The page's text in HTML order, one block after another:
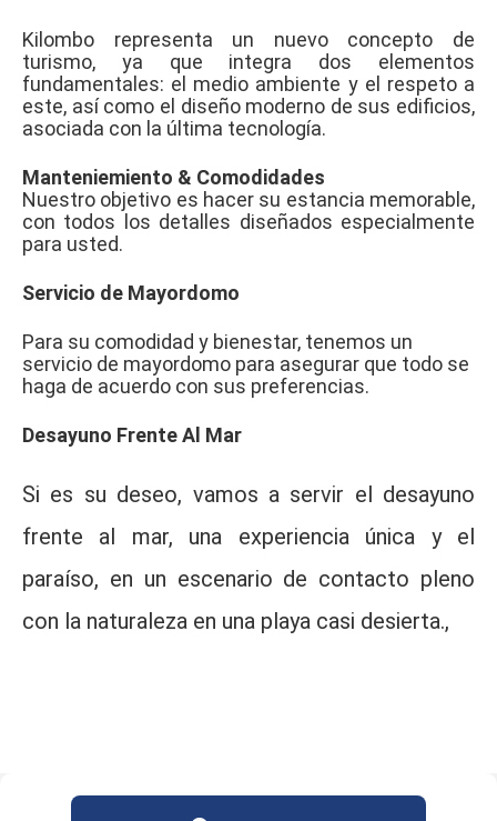
Kilombo representa un nuevo concepto de
turismo, ya que integra dos elementos
fundamentales: el medio ambiente y el respeto a
este, así como el diseño moderno de sus edificios,
asociada con la última tecnología.
Manteniemiento & Comodidades
Nuestro objetivo es hacer su estancia memorable,
con todos los detalles diseñados especialmente
para usted.
Servicio de Mayordomo
Para su comodidad y bienestar, tenemos un
servicio de mayordomo para asegurar que todo se
haga de acuerdo con sus preferencias.
Desayuno Frente Al Mar
Si es su deseo, vamos a servir el desayuno
frente al mar, una experiencia única y el
paraíso, en un escenario de contacto pleno
con la naturaleza en una playa casi desierta.,